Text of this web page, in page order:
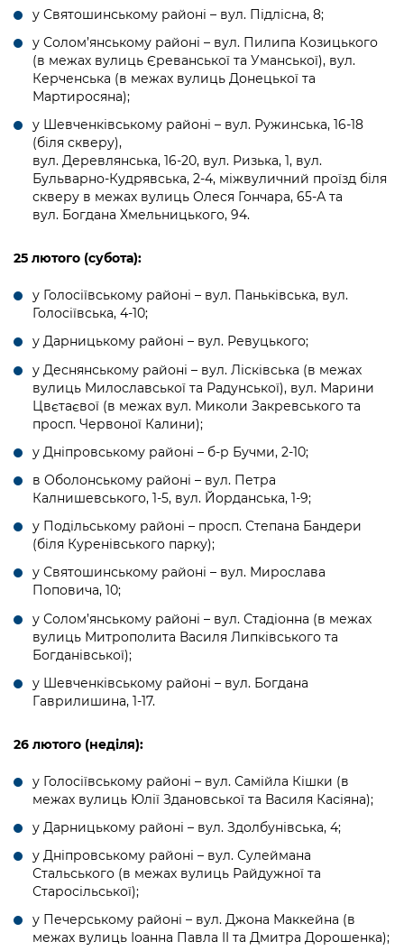
у Святошинському районі – вул. Підлісна, 8;
у Солом’янському районі – вул. Пилипа Козицького
(в межах вулиць Єреванської та Уманської), вул.
Керченська (в межах вулиць Донецької та
Мартиросяна);
у Шевченківському районі – вул. Ружинська, 16-18
(біля скверу),
вул. Деревлянська, 16-20, вул. Ризька, 1, вул.
Бульварно-Кудрявська, 2-4, міжвуличний проїзд біля
скверу в межах вулиць Олеся Гончара, 65-А та
вул. Богдана Хмельницького, 94.
25 лютого (субота):
у Голосіївському районі – вул. Паньківська, вул.
Голосіївська, 4-10;
у Дарницькому районі – вул. Ревуцького;
у Деснянському районі – вул. Лісківська (в межах
вулиць Милославської та Радунської), вул. Марини
Цвєтаєвої (в межах вул. Миколи Закревського та
просп. Червоної Калини);
у Дніпровському районі – б-р Бучми, 2-10;
в Оболонському районі – вул. Петра
Калнишевського, 1-5, вул. Йорданська, 1-9;
у Подільському районі – просп. Степана Бандери
(біля Куренівського парку);
у Святошинському районі – вул. Мирослава
Поповича, 10;
у Солом’янському районі – вул. Стадіонна (в межах
вулиць Митрополита Василя Липківського та
Богданівської);
у Шевченківському районі – вул. Богдана
Гаврилишина, 1-17.
26 лютого (неділя):
у Голосіївському районі – вул. Самійла Кішки (в
межах вулиць Юлії Здановської та Василя Касіяна);
у Дарницькому районі – вул. Здолбунівська, 4;
у Дніпровському районі – вул. Сулеймана
Стальського (в межах вулиць Райдужної та
Старосільської);
у Печерському районі – вул. Джона Маккейна (в
межах вулиць Іоанна Павла II та Дмитра Дорошенка);